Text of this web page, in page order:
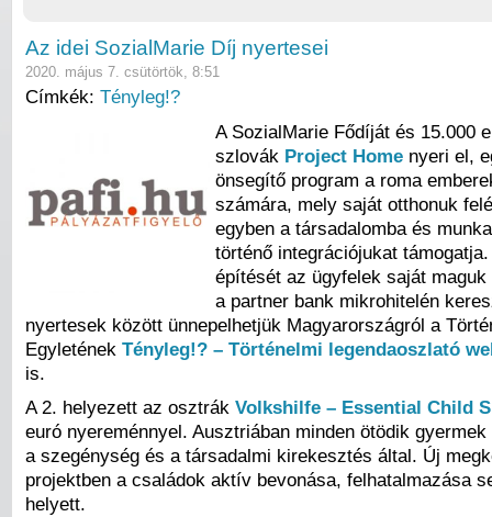
Az idei SozialMarie Díj nyertesei
2020. május 7. csütörtök, 8:51
Címkék: Tényleg!?
A SozialMarie Fődíját és 15.000
szlovák Project Home nyeri el,
önsegítő program a roma
számára, mely saját otthonuk
egyben a társadalomba és
történő integrációjukat
építését az ügyfelek saját
a partner bank mikrohitelén
nyertesek között ünnepelhetjük Magyarországról a
Egyletének Tényleg!? – Történelmi legendaoszlató
is.
A 2. helyezett az osztrák Volkshilfe – Essential Child
euró nyereménnyel. Ausztriában minden ötödik
a szegénység és a társadalmi kirekesztés által. Új
projektben a családok aktív bevonása, felhatalmazása
helyett.